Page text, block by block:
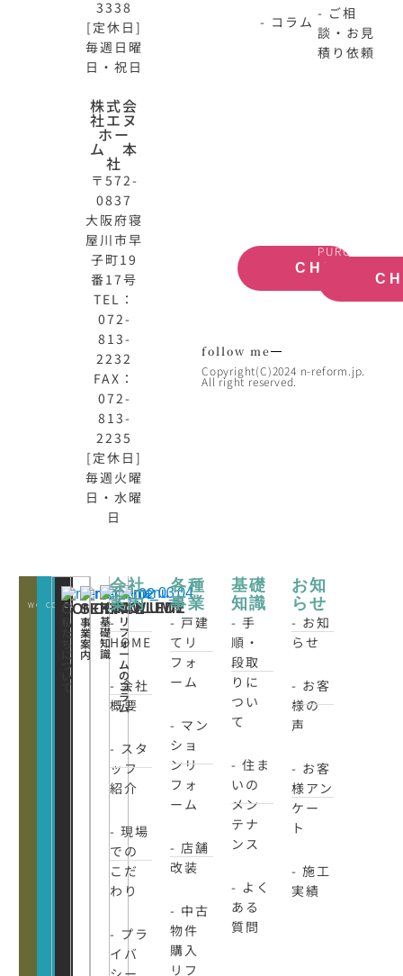
3338
[定休日]
毎週日曜
日・祝日
株式会
社エヌ
ホー
ム 本
社
〒572-
0837
大阪府寝
屋川市早
子町19
番17号
TEL：
072-
813-
2232
FAX：
072-
813-
2235
[定休日]
毎週火曜
日・水曜
日
- コラム - ご相
談・お見
積り依頼
CHECK
PURCHASE
follow me
Copyright(C)2024 n-reform.jp.
All right reserved.
WORKSCONATCT
CLOSE
CONCEPT
私
た
ち
に
つ
い
て
SERVICE
事
業
案
内
KNOWLEDE
基
礎
知
識
COLUMN
リ
フ
ォ
ー
ム
の
コ
ラ
ム
会社
案内
-
HOME
- 会社
概要
- スタ
ッフ
紹介
- 現場
での
こだ
わり
- プラ
イバ
各種
事業
- 戸建
てリ
フォ
ーム
- マン
ショ
ンリ
フォ
ーム
- 店舗
改装
- 中古
物件
購入
リフ
基礎
知識
- 手
順・
段取
りに
つい
て
- 住ま
いの
メン
テナ
ンス
- よく
ある
質問
お知
らせ
- お知
らせ
- お客
様の
声
- お客
様アン
ケー
ト
- 施工
実績